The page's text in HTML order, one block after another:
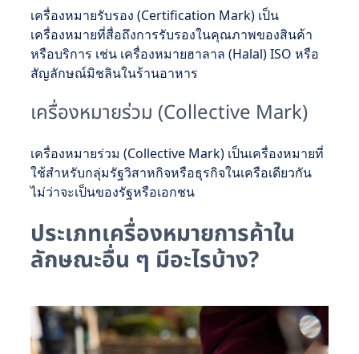
เครื่องหมายรับรอง (Certification Mark) เป็น
เครื่องหมายที่สื่อถึงการรับรองในคุณภาพของสินค้า
หรือบริการ เช่น เครื่องหมายฮาลาล (Halal) ISO หรือ
สัญลักษณ์มิชลินในร้านอาหาร
เครื่องหมายร่วม (Collective Mark)
เครื่องหมายร่วม (Collective Mark) เป็นเครื่องหมายที่
ใช้สำหรับกลุ่มรัฐวิสาหกิจหรือธุรกิจในเครือเดียวกัน
ไม่ว่าจะเป็นของรัฐหรือเอกชน
ประเภทเครื่องหมายการค้าใน
ลักษณะอื่น ๆ มีอะไรบ้าง?